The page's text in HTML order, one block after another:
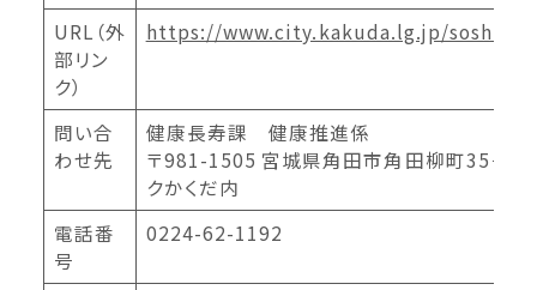
URL（外
部リン
ク）
https://www.city.kakuda.lg.jp/soshiki/
問い合
わせ先
健康長寿課 健康推進係
〒981-1505 宮城県角田市角田柳町35－1
クかくだ内
電話番
号
0224-62-1192